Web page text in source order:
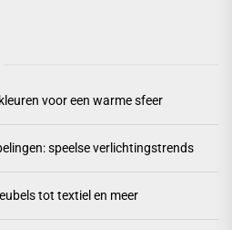
voor een warme sfeer
speelse verlichtingstrends
tot textiel en meer